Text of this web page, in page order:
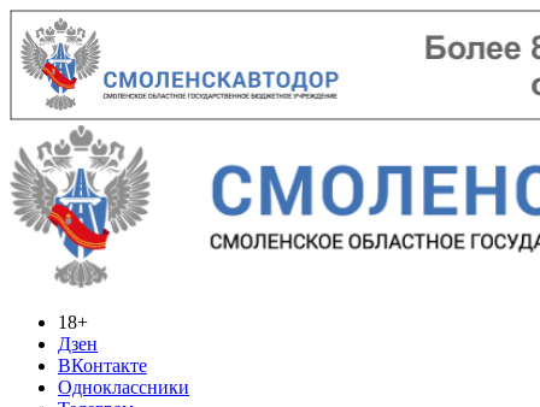
18+
Дзен
ВКонтакте
Одноклассники